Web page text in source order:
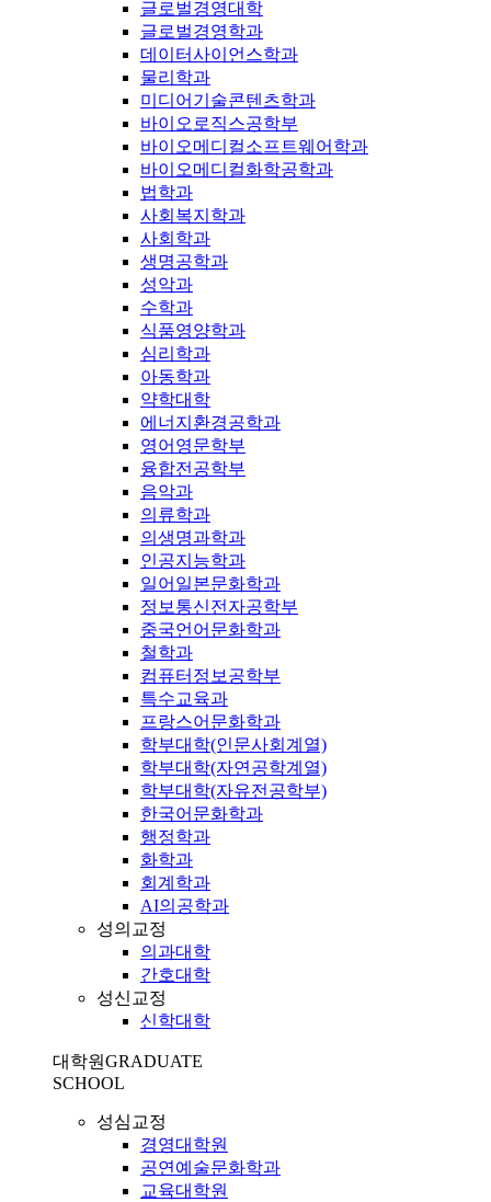
글로벌경영대학
글로벌경영학과
데이터사이언스학과
물리학과
미디어기술콘텐츠학과
바이오로직스공학부
바이오메디컬소프트웨어학과
바이오메디컬화학공학과
법학과
사회복지학과
사회학과
생명공학과
성악과
수학과
식품영양학과
심리학과
아동학과
약학대학
에너지환경공학과
영어영문학부
융합전공학부
음악과
의류학과
의생명과학과
인공지능학과
일어일본문화학과
정보통신전자공학부
중국언어문화학과
철학과
컴퓨터정보공학부
특수교육과
프랑스어문화학과
학부대학(인문사회계열)
학부대학(자연공학계열)
학부대학(자유전공학부)
한국어문화학과
행정학과
화학과
회계학과
AI의공학과
성의교정
의과대학
간호대학
성신교정
신학대학
대학원GRADUATE
SCHOOL
성심교정
경영대학원
공연예술문화학과
교육대학원